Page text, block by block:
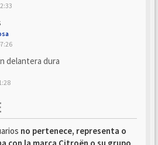
delantera dura
no pertenece, representa o